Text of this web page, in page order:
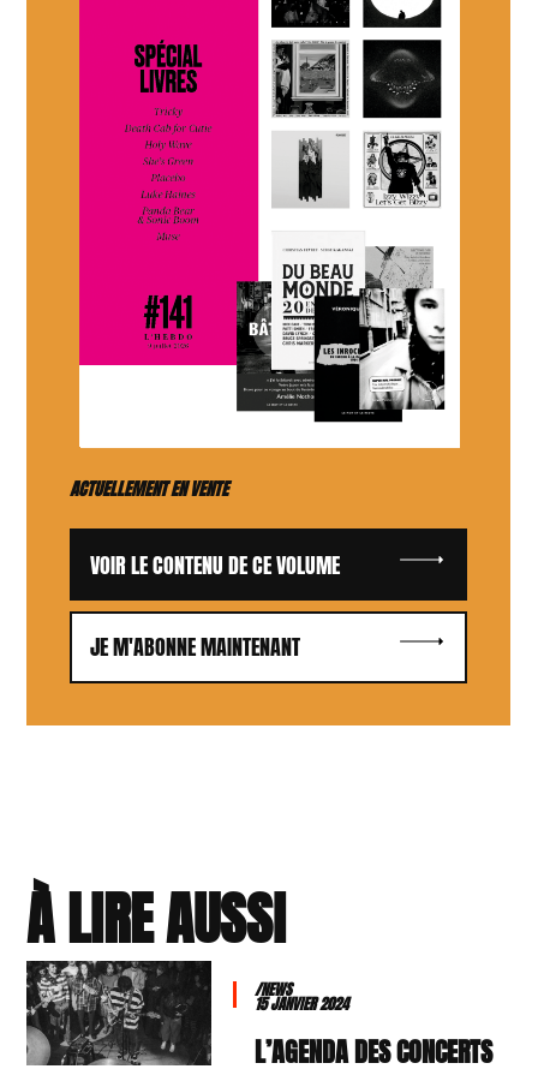
ACTUELLEMENT EN VENTE
VOIR LE CONTENU DE CE VOLUME
JE M'ABONNE MAINTENANT
À LIRE AUSSI
/NEWS
15 JANVIER 2024
L’AGENDA DES CONCERTS